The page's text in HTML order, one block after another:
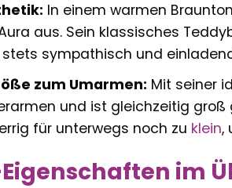
In einem warmen
aus. Sein klassisches
stets sympathisch und
zum Umarmen: Mit seiner
und ist gleichzeitig
für unterwegs noch zu klein,
im